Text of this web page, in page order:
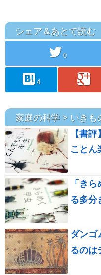
シェア＆あとで読む
twitter 0
hatebu 4 googleplus
家庭の科学 > いきも
【書
ことん
「き
る多分
ダンゴ
るのは